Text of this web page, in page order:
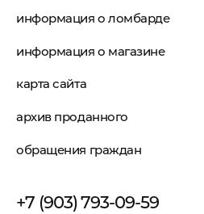
информация о ломбарде
информация о магазине
карта сайта
архив проданного
обращения граждан
+7 (903) 793-09-59